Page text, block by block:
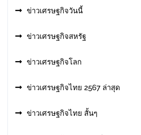
ข่าวเศรษฐกิจวันนี้
ข่าวเศรษฐกิจสหรัฐ
ข่าวเศรษฐกิจโลก
ข่าวเศรษฐกิจไทย 2567 ล่าสุด
ข่าวเศรษฐกิจไทย สั้นๆ